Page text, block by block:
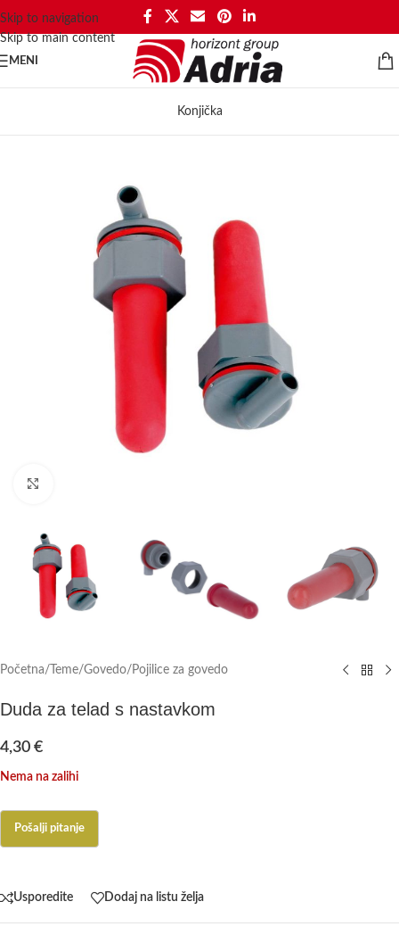
Skip to navigation
Skip to main content
MENI
Konjička
Početna/ Teme/Govedo/ Pojilice za govedo
Duda za telad s nastavkom
4,30 €
Nema na zalihi
Usporedite Dodaj na listu želja